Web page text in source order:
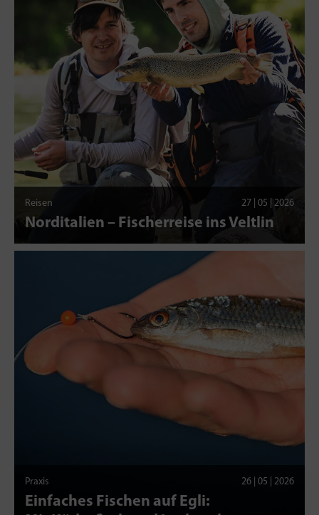
Reisen 27 | 05 | 2026
Norditalien – Fischerreise ins Veltlin
Praxis 26 | 05 | 2026
Einfaches Fischen auf Egli: